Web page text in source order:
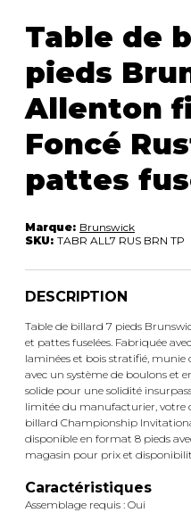
Table de
pieds
Allenton
Foncé
pattes
Marque: Brunswick
SKU: TABR ALL7 RUS BRN TP
DESCRIPTION
Table de billard 7 pieds
et pattes fuselées. Fabriquée
laminées et bois stratifié, munie
avec un système de boulons et
solide pour une solidité
limitée du manufacturier, votre
billard Championship
disponible en format 8 pieds
magasin pour prix et
Caractéristiques
Assemblage requis : Oui